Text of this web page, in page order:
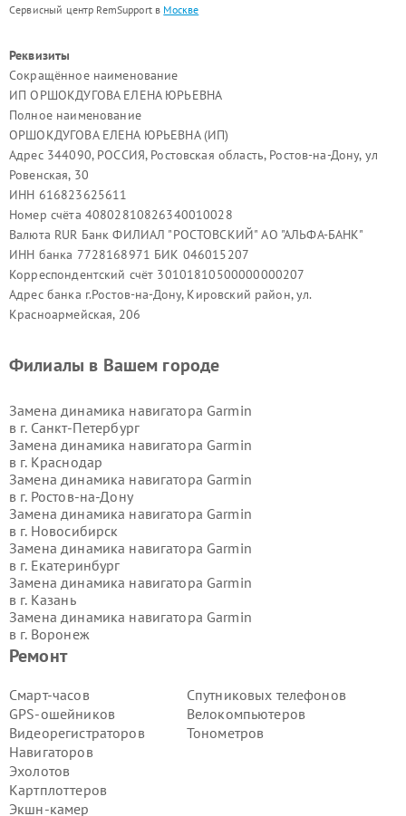
Сервисный центр RemSupport в Москве
Реквизиты
Сокращённое наименование
ИП ОРШОКДУГОВА ЕЛЕНА ЮРЬЕВНА
Полное наименование
ОРШОКДУГОВА ЕЛЕНА ЮРЬЕВНА (ИП)
Адрес 344090, РОССИЯ, Ростовская область, Ростов-на-Дону, ул
Ровенская, 30
ИНН 616823625611
Номер счёта 40802810826340010028
Валюта RUR Банк ФИЛИАЛ "РОСТОВСКИЙ" АО "АЛЬФА-БАНК"
ИНН банка 7728168971 БИК 046015207
Корреспондентский счёт 30101810500000000207
Адрес банка г.Ростов-на-Дону, Кировский район, ул.
Красноармейская, 206
Ремонт
Смарт-часов
GPS-ошейников
Видеорегистраторов
Навигаторов
Эхолотов
Картплоттеров
Экшн-камер
Спутниковых телефонов
Велокомпьютеров
Тонометров
Филиалы в Вашем городе
Замена динамика навигатора Garmin
в г. Санкт-Петербург
Замена динамика навигатора Garmin
в г. Краснодар
Замена динамика навигатора Garmin
в г. Ростов-на-Дону
Замена динамика навигатора Garmin
в г. Новосибирск
Замена динамика навигатора Garmin
в г. Екатеринбург
Замена динамика навигатора Garmin
в г. Казань
Замена динамика навигатора Garmin
в г. Воронеж
Замена динамика навигатора Garmin
в г.Волгоград
в г.Самара
Замена динамика навигатора Garmin
в г.Пермь
Замена динамика навигатора Garmin
в г.Красноярск
Замена динамика навигатора Garmin
в г.Ижевск